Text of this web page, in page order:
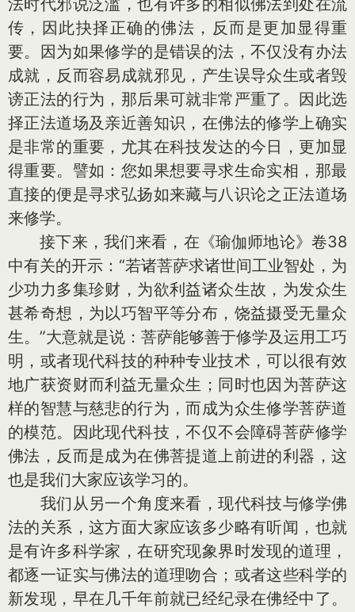
法时代邪说泛滥，也有许多的相似佛法到处在流
传，因此抉择正确的佛法，反而是更加显得重
要。因为如果修学的是错误的法，不仅没有办法
成就，反而容易成就邪见，产生误导众生或者毁
谤正法的行为，那后果可就非常严重了。因此选
择正法道场及亲近善知识，在佛法的修学上确实
是非常的重要，尤其在科技发达的今日，更加显
得重要。譬如：您如果想要寻求生命实相，那最
直接的便是寻求弘扬如来藏与八识论之正法道场
来修学。
接下来，我们来看，在《瑜伽师地论》卷38
中有关的开示：“若诸菩萨求诸世间工业智处，为
少功力多集珍财，为欲利益诸众生故，为发众生
甚希奇想，为以巧智平等分布，饶益摄受无量众
生。”大意就是说：菩萨能够善于修学及运用工巧
明，或者现代科技的种种专业技术，可以很有效
地广获资财而利益无量众生；同时也因为菩萨这
样的智慧与慈悲的行为，而成为众生修学菩萨道
的模范。因此现代科技，不仅不会障碍菩萨修学
佛法，反而是成为在佛菩提道上前进的利器，这
也是我们大家应该学习的。
我们从另一个角度来看，现代科技与修学佛
法的关系，这方面大家应该多少略有听闻，也就
是有许多科学家，在研究现象界时发现的道理，
都逐一证实与佛法的道理吻合；或者这些科学的
新发现，早在几千年前就已经纪录在佛经中了。